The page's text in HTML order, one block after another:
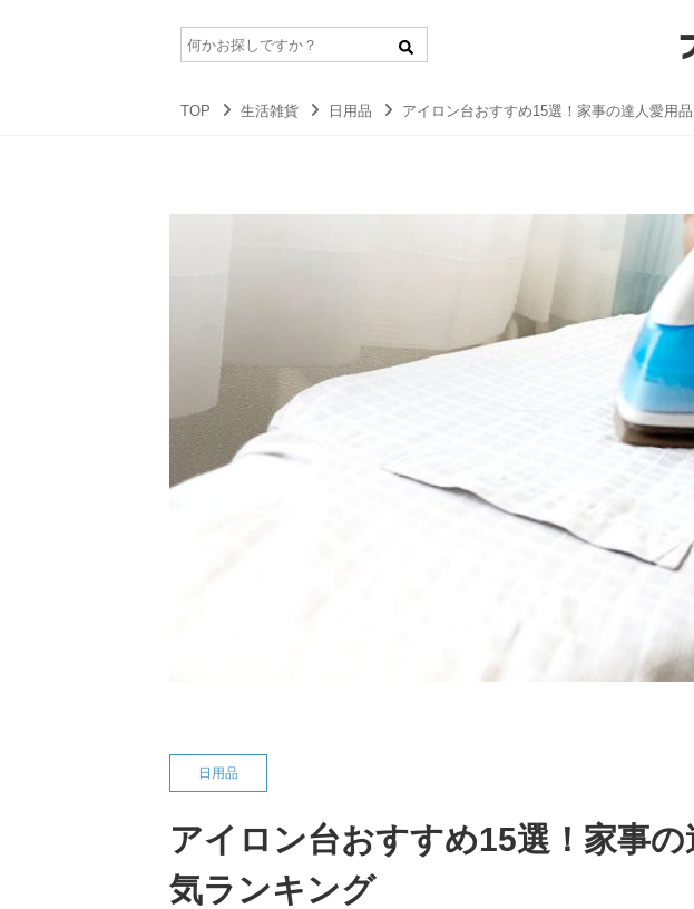
TOP 生活雑貨 日用品 アイロン台おすすめ15選！家事の達人愛用
日用品
アイロン台おすすめ15選！家事の
気ランキング